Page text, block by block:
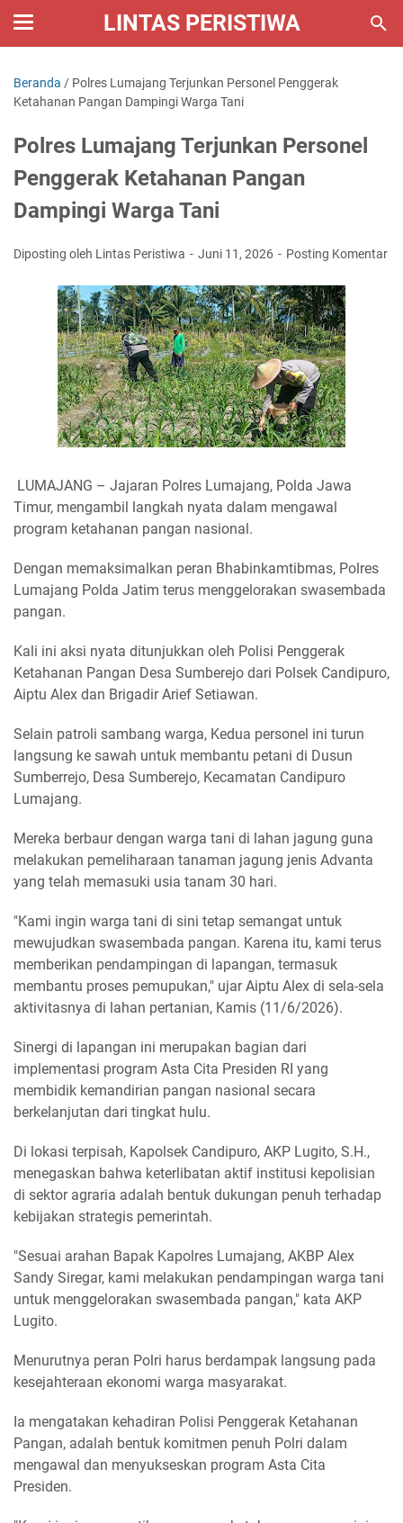
LINTAS PERISTIWA
Beranda / Polres Lumajang Terjunkan Personel Penggerak
Ketahanan Pangan Dampingi Warga Tani
Polres Lumajang Terjunkan Personel
Penggerak Ketahanan Pangan
Dampingi Warga Tani
Diposting oleh Lintas Peristiwa Juni 11, 2026 Posting Komentar
LUMAJANG – Jajaran Polres Lumajang, Polda Jawa
Timur, mengambil langkah nyata dalam mengawal
program ketahanan pangan nasional.
Dengan memaksimalkan peran Bhabinkamtibmas, Polres
Lumajang Polda Jatim terus menggelorakan swasembada
pangan.
Kali ini aksi nyata ditunjukkan oleh Polisi Penggerak
Ketahanan Pangan Desa Sumberejo dari Polsek Candipuro,
Aiptu Alex dan Brigadir Arief Setiawan.
Selain patroli sambang warga, Kedua personel ini turun
langsung ke sawah untuk membantu petani di Dusun
Sumberrejo, Desa Sumberejo, Kecamatan Candipuro
Lumajang.
Mereka berbaur dengan warga tani di lahan jagung guna
melakukan pemeliharaan tanaman jagung jenis Advanta
yang telah memasuki usia tanam 30 hari.
"Kami ingin warga tani di sini tetap semangat untuk
mewujudkan swasembada pangan. Karena itu, kami terus
memberikan pendampingan di lapangan, termasuk
membantu proses pemupukan," ujar Aiptu Alex di sela-sela
aktivitasnya di lahan pertanian, Kamis (11/6/2026).
Sinergi di lapangan ini merupakan bagian dari
implementasi program Asta Cita Presiden RI yang
membidik kemandirian pangan nasional secara
berkelanjutan dari tingkat hulu.
Di lokasi terpisah, Kapolsek Candipuro, AKP Lugito, S.H.,
menegaskan bahwa keterlibatan aktif institusi kepolisian
di sektor agraria adalah bentuk dukungan penuh terhadap
kebijakan strategis pemerintah.
"Sesuai arahan Bapak Kapolres Lumajang, AKBP Alex
Sandy Siregar, kami melakukan pendampingan warga tani
untuk menggelorakan swasembada pangan," kata AKP
Lugito.
Menurutnya peran Polri harus berdampak langsung pada
kesejahteraan ekonomi warga masyarakat.
Ia mengatakan kehadiran Polisi Penggerak Ketahanan
Pangan, adalah bentuk komitmen penuh Polri dalam
mengawal dan menyukseskan program Asta Cita
Presiden.